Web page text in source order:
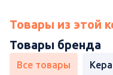
Товары из этой
Товары бренда
Все товары